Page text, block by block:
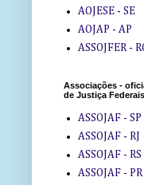
AOJESE - SE
AOJAP - AP
ASSOJFER -
Associações -
de Justiça Federais
ASSOJAF - SP
ASSOJAF - RJ
ASSOJAF - RS
ASSOJAF - PR